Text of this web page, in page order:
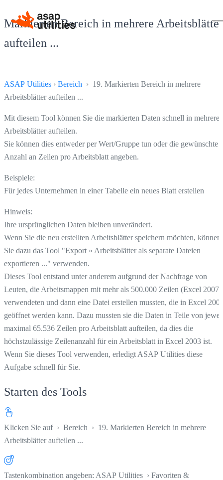
Markierten Bereich in mehrere Arbeitsblätter
aufteilen ...
ASAP Utilities › Bereich › 19. Markierten Bereich in mehrere
Arbeitsblätter aufteilen ...
Mit diesem Tool können Sie die markierten Daten schnell in mehrere
Arbeitsblätter aufteilen.
Sie können dies entweder per Wert/Gruppe tun oder die gewünschte
Anzahl an Zeilen pro Arbeitsblatt angeben.
Beispiele:
Für jedes Unternehmen in einer Tabelle ein neues Blatt erstellen
Hinweis:
Ihre ursprünglichen Daten bleiben unverändert.
Wenn Sie die neu erstellten Arbeitsblätter speichern möchten, können
Sie dazu das Tool "Export » Arbeitsblätter als separate Dateien
exportieren ..." verwenden.
Dieses Tool entstand unter anderem aufgrund der Nachfrage von
Leuten, die Arbeitsmappen mit mehr als 500.000 Zeilen (Excel
verwendeten und dann eine Datei erstellen mussten, die in Excel
geöffnet werden kann. Dazu mussten sie die Daten in Teile von
maximal 65.536 Zeilen pro Arbeitsblatt aufteilen, da dies die
höchstzulässige Zeilenanzahl für ein Arbeitsblatt in Excel 2003 ist.
Wenn Sie dieses Tool verwenden, erledigt ASAP Utilities diese
Aufgabe schnell für Sie.
Starten des Tools
Klicken Sie auf › Bereich › 19. Markierten Bereich in mehrere
Arbeitsblätter aufteilen ...
Tastenkombination angeben: ASAP Utilities › Favoriten &